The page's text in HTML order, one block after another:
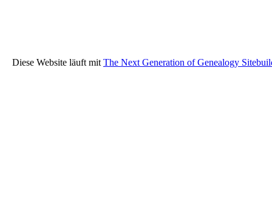
Diese Website läuft mit The Next Generation of Genealogy